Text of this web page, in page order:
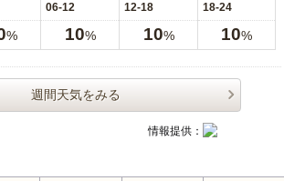
06-12 12-18 18-24
% 10% 10% 10%
週間天気をみる
情報提供：